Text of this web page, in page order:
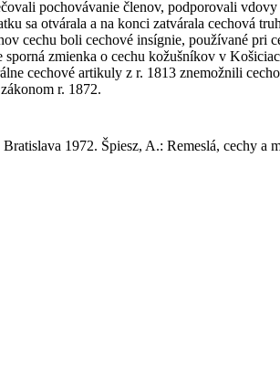
pochovávanie členov, podporovali
sa otvárala a na konci zatvárala cechová
cechu boli cechové insígnie, používané pri
zmienka o cechu kožušníkov v
cechové artikuly z r. 1813 znemožnili
r. 1872.
1972. Špiesz, A.: Remeslá, cechy a